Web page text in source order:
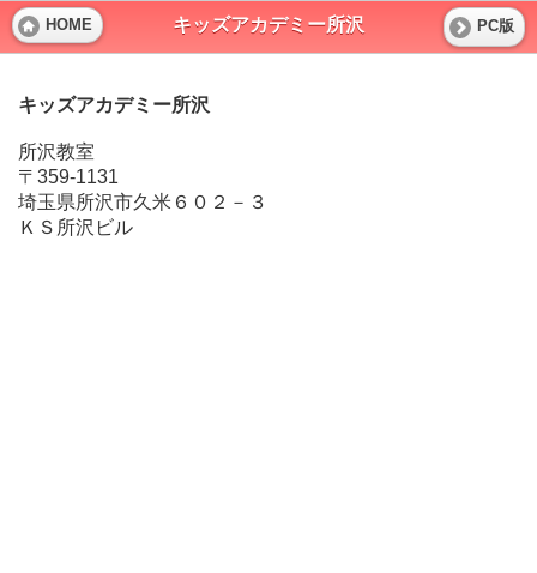
HOME キッズアカデミー所沢 PC版
キッズアカデミー所沢
所沢教室
〒359-1131
埼玉県所沢市久米６０２－３
ＫＳ所沢ビル